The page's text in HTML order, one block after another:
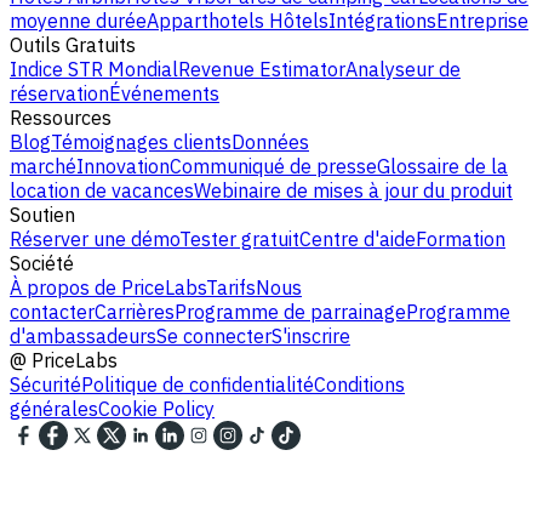
moyenne duréeApparthotels HôtelsIntégrationsEntreprise
Outils Gratuits
Indice STR MondialRevenue EstimatorAnalyseur de
réservationÉvénements
Ressources
BlogTémoignages clientsDonnées
marchéInnovationCommuniqué de presseGlossaire de la
location de vacancesWebinaire de mises à jour du produit
Soutien
Réserver une démoTester gratuitCentre d'aideFormation
Société
À propos de PriceLabsTarifsNous
contacterCarrièresProgramme de parrainageProgramme
d'ambassadeursSe connecterS'inscrire
@ PriceLabs
SécuritéPolitique de confidentialitéConditions
généralesCookie Policy